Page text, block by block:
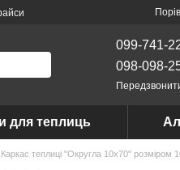
099-741-
098-098-
для теплиць
Каркас теплиці "Округла 10х70" розміром